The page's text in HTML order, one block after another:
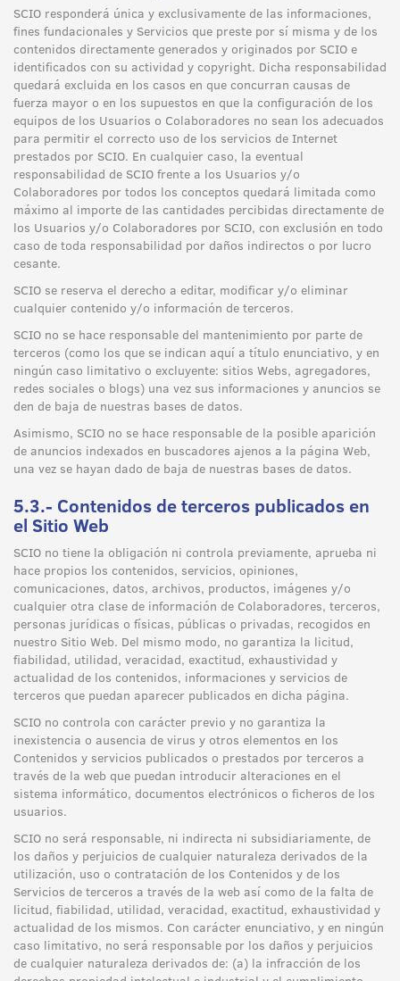
SCIO responderá única y exclusivamente de las informaciones,
fines fundacionales y Servicios que preste por sí misma y de los
contenidos directamente generados y originados por SCIO e
identificados con su actividad y copyright. Dicha responsabilidad
quedará excluida en los casos en que concurran causas de
fuerza mayor o en los supuestos en que la configuración de los
equipos de los Usuarios o Colaboradores no sean los adecuados
para permitir el correcto uso de los servicios de Internet
prestados por SCIO. En cualquier caso, la eventual
responsabilidad de SCIO frente a los Usuarios y/o
Colaboradores por todos los conceptos quedará limitada como
máximo al importe de las cantidades percibidas directamente de
los Usuarios y/o Colaboradores por SCIO, con exclusión en todo
caso de toda responsabilidad por daños indirectos o por lucro
cesante.
SCIO se reserva el derecho a editar, modificar y/o eliminar
cualquier contenido y/o información de terceros.
SCIO no se hace responsable del mantenimiento por parte de
terceros (como los que se indican aquí a título enunciativo, y en
ningún caso limitativo o excluyente: sitios Webs, agregadores,
redes sociales o blogs) una vez sus informaciones y anuncios se
den de baja de nuestras bases de datos.
Asimismo, SCIO no se hace responsable de la posible aparición
de anuncios indexados en buscadores ajenos a la página Web,
una vez se hayan dado de baja de nuestras bases de datos.
5.3.- Contenidos de terceros publicados en
el Sitio Web
SCIO no tiene la obligación ni controla previamente, aprueba ni
hace propios los contenidos, servicios, opiniones,
comunicaciones, datos, archivos, productos, imágenes y/o
cualquier otra clase de información de Colaboradores, terceros,
personas jurídicas o físicas, públicas o privadas, recogidos en
nuestro Sitio Web. Del mismo modo, no garantiza la licitud,
fiabilidad, utilidad, veracidad, exactitud, exhaustividad y
actualidad de los contenidos, informaciones y servicios de
terceros que puedan aparecer publicados en dicha página.
SCIO no controla con carácter previo y no garantiza la
inexistencia o ausencia de virus y otros elementos en los
Contenidos y servicios publicados o prestados por terceros a
través de la web que puedan introducir alteraciones en el
sistema informático, documentos electrónicos o ficheros de los
usuarios.
SCIO no será responsable, ni indirecta ni subsidiariamente, de
los daños y perjuicios de cualquier naturaleza derivados de la
utilización, uso o contratación de los Contenidos y de los
Servicios de terceros a través de la web así como de la falta de
licitud, fiabilidad, utilidad, veracidad, exactitud, exhaustividad y
actualidad de los mismos. Con carácter enunciativo, y en ningún
caso limitativo, no será responsable por los daños y perjuicios
de cualquier naturaleza derivados de: (a) la infracción de los